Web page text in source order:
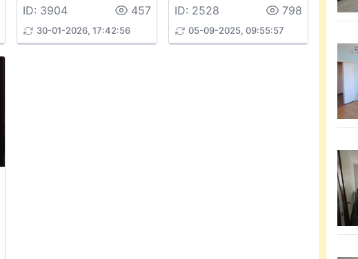
ID: 3904 457
30-01-2026, 17:42:56
ID: 2528 798
05-09-2025, 09:55:57